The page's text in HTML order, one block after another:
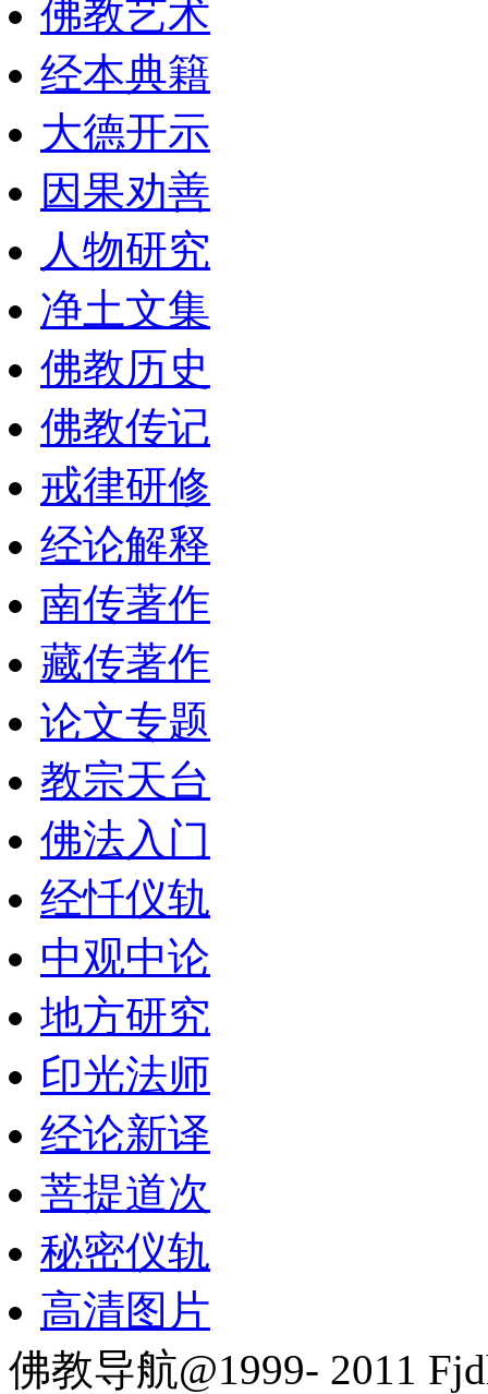
佛教艺术
经本典籍
大德开示
因果劝善
人物研究
净土文集
佛教历史
佛教传记
戒律研修
经论解释
南传著作
藏传著作
论文专题
教宗天台
佛法入门
经忏仪轨
中观中论
地方研究
印光法师
经论新译
菩提道次
秘密仪轨
高清图片
佛教导航@1999- 2011